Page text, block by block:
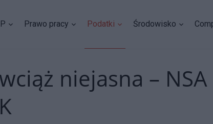
Prawo pracy Podatki Środowisko
niejasna –